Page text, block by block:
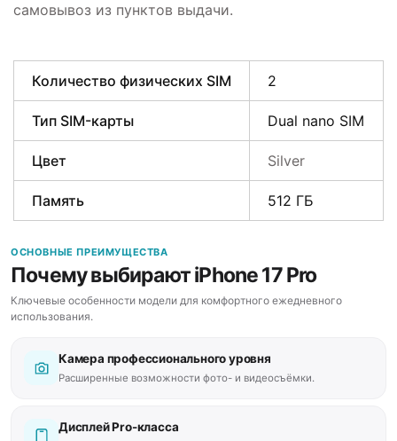
самовывоз из пунктов выдачи.
Количество физических SIM 2
Тип SIM-карты Dual nano SIM
Цвет Silver
Память 512 ГБ
ОСНОВНЫЕ ПРЕИМУЩЕСТВА
Почему выбирают iPhone 17 Pro
Ключевые особенности модели для комфортного ежедневного
использования.
Камера профессионального уровня
Расширенные возможности фото- и видеосъёмки.
Дисплей Pro-класса